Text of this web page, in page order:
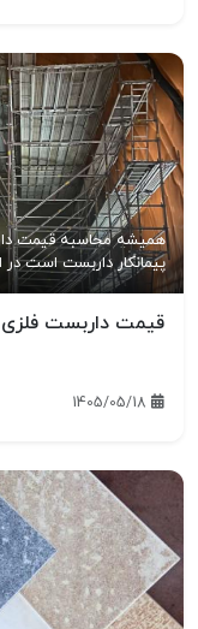
همیشه محاسبه قیمت
پیمانکار داربست است
قیمت داربست
1405/05/18